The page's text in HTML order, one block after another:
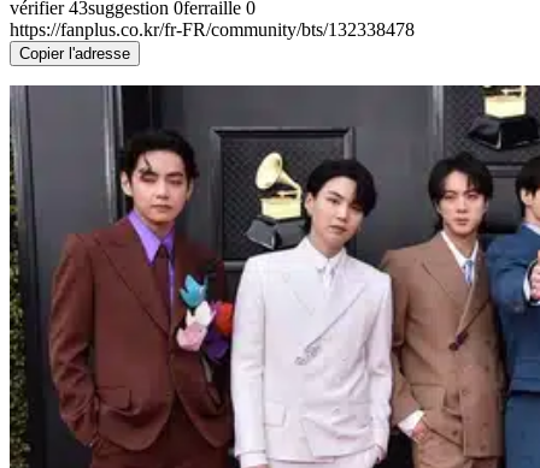
vérifier 43suggestion 0ferraille 0
https://fanplus.co.kr/fr-FR/community/bts/132338478
Copier l'adresse